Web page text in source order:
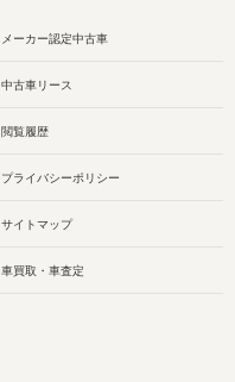
メーカー認定中古車
中古車リース
閲覧履歴
プライバシーポリシー
サイトマップ
車買取・車査定